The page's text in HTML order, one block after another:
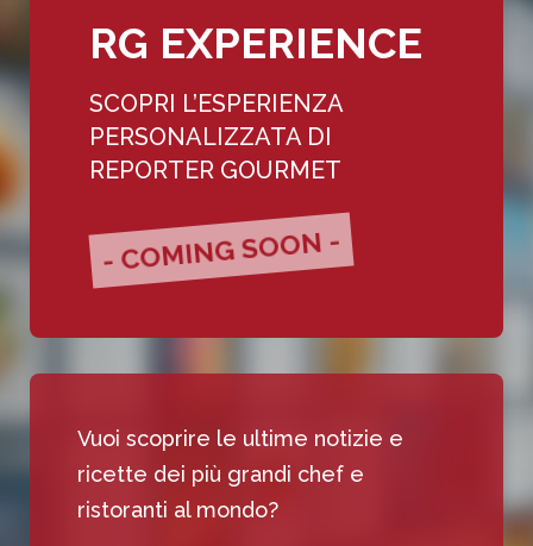
RG EXPERIENCE
SCOPRI L’ESPERIENZA
PERSONALIZZATA DI
REPORTER GOURMET
- COMING SOON -
Vuoi scoprire le ultime notizie e
ricette dei più grandi chef e
ristoranti al mondo?